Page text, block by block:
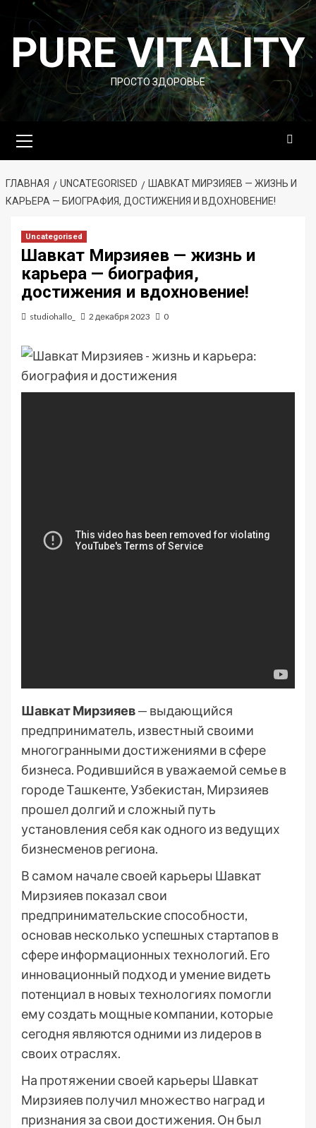
Перейти
содержимому
PURE VITALITY
ПРОСТО ЗДОРОВЬЕ
меню
ГЛАВНАЯ UNCATEGORISED
ШАВКАТ МИРЗИЯЕВ — ЖИЗНЬ И
КАРЬЕРА — БИОГРАФИЯ, ДОСТИЖЕНИЯ И ВДОХНОВЕНИЕ!
Uncategorised
Шавкат Мирзияев — жизнь и
карьера — биография,
достижения и вдохновение!
studiohallo_ 2 декабря 2023 0
Шавкат Мирзияев— выдающийся
предприниматель, известный своими
многогранными достижениями в сфере
бизнеса. Родившийся в уважаемой семье в
городе Ташкенте, Узбекистан, Мирзияев
прошел долгий и сложный путь
установления себя как одного из ведущих
бизнесменов региона.
В самом начале своей карьеры Шавкат
Мирзияев показал свои
предпринимательские способности,
основав несколько успешных стартапов в
сфере информационных технологий. Его
инновационный подход и умение видеть
потенциал в новых технологиях помогли
ему создать мощные компании, которые
сегодня являются одними из лидеров в
своих отраслях.
На протяжении своей карьеры Шавкат
Мирзияев получил множество наград и
признания за свои достижения. Он был